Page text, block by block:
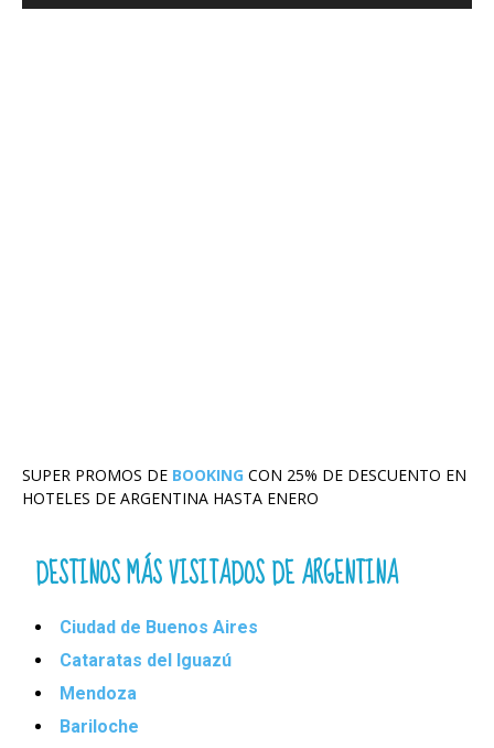
SUPER PROMOS DE BOOKING CON 25% DE DESCUENTO EN
HOTELES DE ARGENTINA HASTA ENERO
DESTINOS MÁS VISITADOS DE ARGENTINA
Ciudad de Buenos Aires
Cataratas del Iguazú
Mendoza
Bariloche